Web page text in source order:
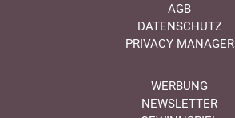
AGB
DATENSCHUTZ
PRIVACY MANAGER
WERBUNG
NEWSLETTER